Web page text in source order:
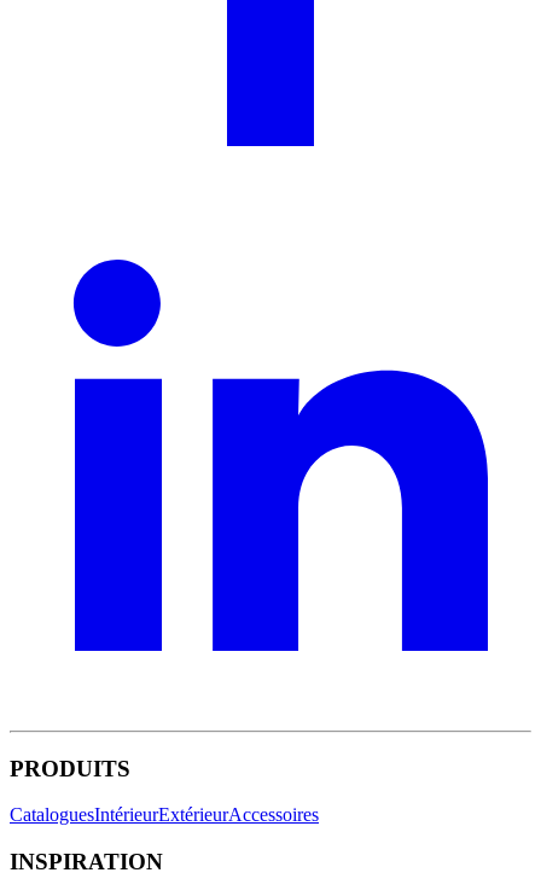
PRODUITS
CataloguesIntérieurExtérieurAccessoires
INSPIRATION